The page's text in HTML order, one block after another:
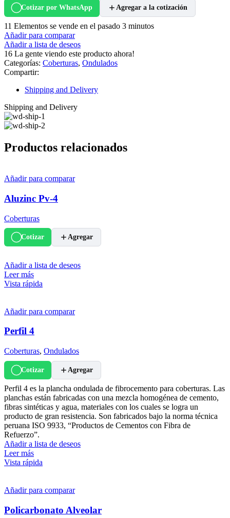
Cotizar por WhatsApp Agregar a la cotización
11 Elementos se vende en el pasado 3 minutos
Añadir para comparar
Añadir a lista de deseos
16 La gente viendo este producto ahora!
Categorías: Coberturas, Ondulados
Compartir:
Shipping and Delivery
Shipping and Delivery
Productos relacionados
Añadir para comparar
Aluzinc Pv-4
Coberturas
Cotizar Agregar
Añadir a lista de deseos
Leer más
Vista rápida
Añadir para comparar
Perfil 4
Coberturas, Ondulados
Cotizar Agregar
Perfil 4 es la plancha ondulada de fibrocemento para coberturas. Las
planchas están fabricadas con una mezcla homogénea de cemento,
fibras sintéticas y agua, materiales con los cuales se logra un
producto de gran resistencia. Son fabricados bajo la norma técnica
peruana ISO 9933, “Productos de Cementos con Fibra de
Refuerzo”.
Añadir a lista de deseos
Leer más
Vista rápida
Añadir para comparar
Policarbonato Alveolar